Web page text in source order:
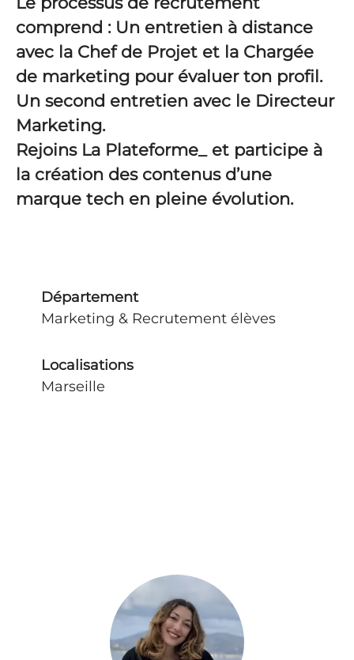
comprend : Un entretien à distance
avec la Chef de Projet et la Chargée
de marketing pour évaluer ton profil.
Un second entretien avec le Directeur
Marketing.
Rejoins La Plateforme_ et participe à
la création des contenus d’une
marque tech en pleine évolution.
Département
Marketing & Recrutement élèves
Localisations
Marseille